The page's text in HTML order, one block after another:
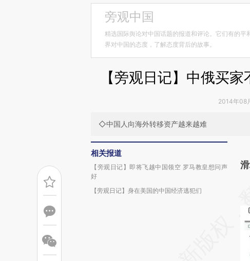
旁观中国
精选国际舆论对中国话题的报道和评论。它们有的
界对中国的态度，了解态度背后的故事。
【旁观日记】中俄买
2014年08
◇中国人向海外转移资产越来越难
相关报道
【旁观日记】即将飞越中国领空 罗马教皇想问声
好
【旁观日记】身在美国的中国经济逃犯们